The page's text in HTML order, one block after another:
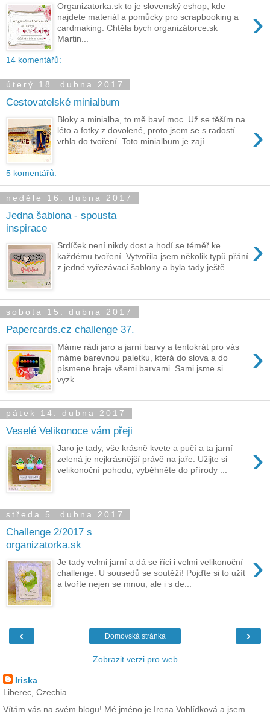
›
Organizatorka.sk to je slovenský eshop, kde
najdete materiál a pomůcky pro scrapbooking a
cardmaking. Chtěla bych organizátorce.sk
Martin...
14 komentářů:
úterý 18. dubna 2017
Cestovatelské minialbum
›
Bloky a minialba, to mě baví moc. Už se těším na
léto a fotky z dovolené, proto jsem se s radostí
vrhla do tvoření. Toto minialbum je zají...
5 komentářů:
neděle 16. dubna 2017
Jedna šablona - spousta
inspirace
›
Srdíček není nikdy dost a hodí se téměř ke
každému tvoření. Vytvořila jsem několik typů přání
z jedné vyřezávací šablony a byla tady ještě...
sobota 15. dubna 2017
Papercards.cz challenge 37.
›
Máme rádi jaro a jarní barvy a tentokrát pro vás
máme barevnou paletku, která do slova a do
písmene hraje všemi barvami. Sami jsme si
vyzk...
pátek 14. dubna 2017
Veselé Velikonoce vám přeji
›
Jaro je tady, vše krásně kvete a pučí a ta jarní
zelená je nejkrásnější právě na jaře. Užijte si
velikonoční pohodu, vyběhněte do přírody ...
středa 5. dubna 2017
Challenge 2/2017 s
organizatorka.sk
›
Je tady velmi jarní a dá se říci i velmi velikonoční
challenge. U sousedů se soutěží! Pojďte si to užít
a tvořte nejen se mnou, ale i s de...
‹ ›
Domovská stránka
Zobrazit verzi pro web
Iriska
Liberec, Czechia
Vítám vás na svém blogu! Mé jméno je Irena Vohlídková a jsem